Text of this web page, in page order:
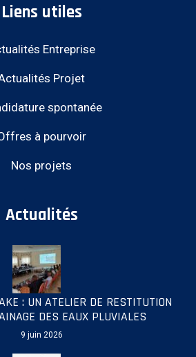
Liens utiles
Entreprise
Projet
spontanée
à pourvoir
Nos projets
Actualités
: UN ATELIER DE RESTITUTION
DES EAUX PLUVIALES
9 juin 2026